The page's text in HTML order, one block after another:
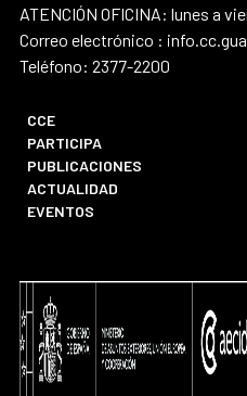
ATENCIÓN OFICINA: lunes a
Correo electrónico :
Teléfono: 2377-2200
CCE
PARTICIPA
PUBLICACIONES
ACTUALIDAD
EVENTOS